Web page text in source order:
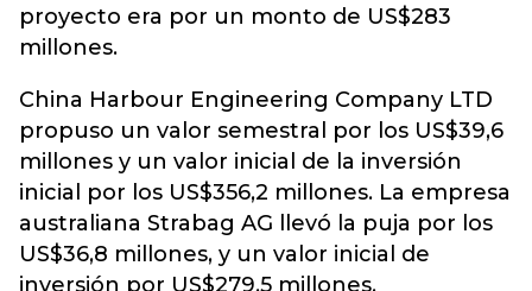
proyecto era por un monto de US$283
millones.
China Harbour Engineering Company LTD
propuso un valor semestral por los US$39,6
millones y un valor inicial de la inversión
inicial por los US$356,2 millones. La empresa
australiana Strabag AG llevó la puja por los
US$36,8 millones, y un valor inicial de
inversión por US$279,5 millones.